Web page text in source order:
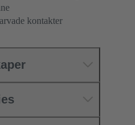
kontakter